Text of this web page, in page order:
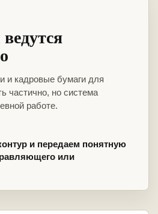
и кадровые бумаги для
частично, но система
работе.
и передаем понятную
или